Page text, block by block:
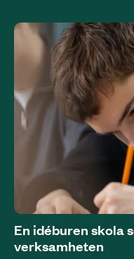
En idéburen skola
verksamheten